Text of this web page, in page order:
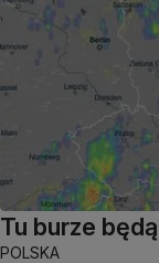
Tu burze
POLSKA